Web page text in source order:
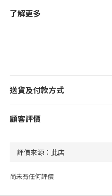
了解更多
送貨及付款方式
顧客評價
尚未有任何評價